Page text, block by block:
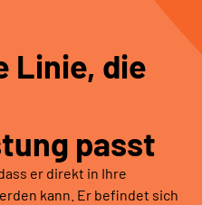
Linie, die
passt
er direkt in Ihre
kann. Er befindet sich